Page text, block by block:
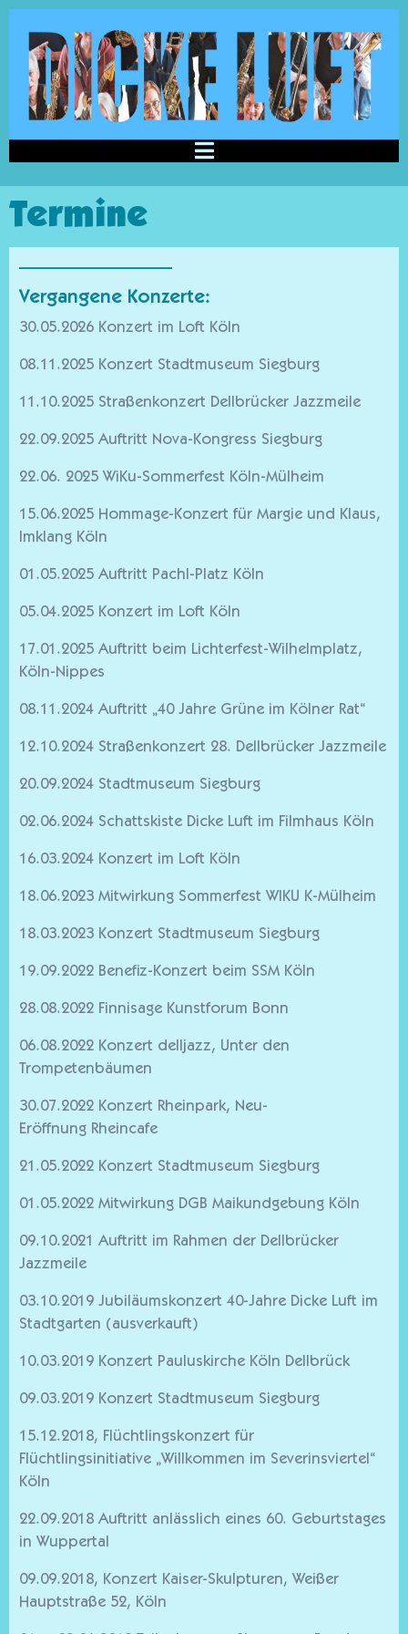
Termine
————————
Vergangene Konzerte:
30.05.2026 Konzert im Loft Köln
08.11.2025 Konzert Stadtmuseum Siegburg
11.10.2025 Straßenkonzert Dellbrücker Jazzmeile
22.09.2025 Auftritt Nova-Kongress Siegburg
22.06. 2025 WiKu-Sommerfest Köln-Mülheim
15.06.2025 Hommage-Konzert für Margie und Klaus,
Imklang Köln
01.05.2025 Auftritt Pachl-Platz Köln
05.04.2025 Konzert im Loft Köln
17.01.2025 Auftritt beim Lichterfest-Wilhelmplatz,
Köln-Nippes
08.11.2024 Auftritt „40 Jahre Grüne im Kölner Rat“
12.10.2024 Straßenkonzert 28. Dellbrücker Jazzmeile
20.09.2024 Stadtmuseum Siegburg
02.06.2024 Schattskiste Dicke Luft im Filmhaus Köln
16.03.2024 Konzert im Loft Köln
18.06.2023 Mitwirkung Sommerfest WIKU K-Mülheim
18.03.2023 Konzert Stadtmuseum Siegburg
19.09.2022 Benefiz-Konzert beim SSM Köln
28.08.2022 Finnisage Kunstforum Bonn
06.08.2022 Konzert delljazz, Unter den
Trompetenbäumen
30.07.2022 Konzert Rheinpark, Neu-
Eröffnung Rheincafe
21.05.2022 Konzert Stadtmuseum Siegburg
01.05.2022 Mitwirkung DGB Maikundgebung Köln
09.10.2021 Auftritt im Rahmen der Dellbrücker
Jazzmeile
03.10.2019 Jubiläumskonzert 40-Jahre Dicke Luft im
Stadtgarten (ausverkauft)
10.03.2019 Konzert Pauluskirche Köln Dellbrück
09.03.2019 Konzert Stadtmuseum Siegburg
15.12.2018, Flüchtlingskonzert für
Flüchtlingsinitiative „Willkommen im Severinsviertel“
Köln
22.09.2018 Auftritt anlässlich eines 60. Geburtstages
in Wuppertal
09.09.2018, Konzert Kaiser-Skulpturen, Weißer
Hauptstraße 52, Köln